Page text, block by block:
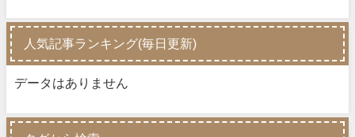
人気記事ランキング(毎日更新)
データはありません